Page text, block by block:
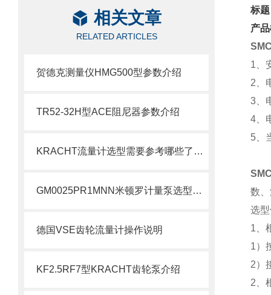
相关文章
RELATED ARTICLES
贺德克测量仪HMG500型参数介绍
TR52-32H型ACE阻尼器参数介绍
KRACHT流量计选型需要参考哪些了解下
GM0025PR1MNN米顿罗计量泵选型介绍
德国VSE齿轮流量计操作说明
KF2.5RF7型KRACHT齿轮泵介绍
标
产
1、
2、
3、
4、
5、
数
选
1、
1）
2）
2、